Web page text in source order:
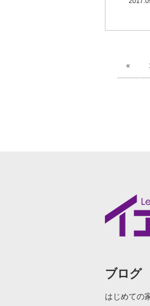
«
ブログ
はじめての